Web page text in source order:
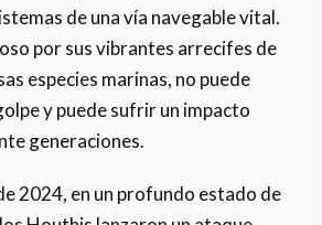
de una vía navegable vital.
por sus vibrantes arrecifes de
especies marinas, no puede
y puede sufrir un impacto
generaciones.
2024, en un profundo estado de